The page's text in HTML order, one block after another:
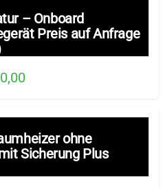
– Onboard
Preis auf Anfrage
ohne
Sicherung Plus